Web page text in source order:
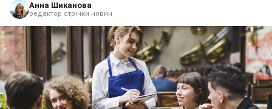
Анна Шиканова
редактор стрічки новин